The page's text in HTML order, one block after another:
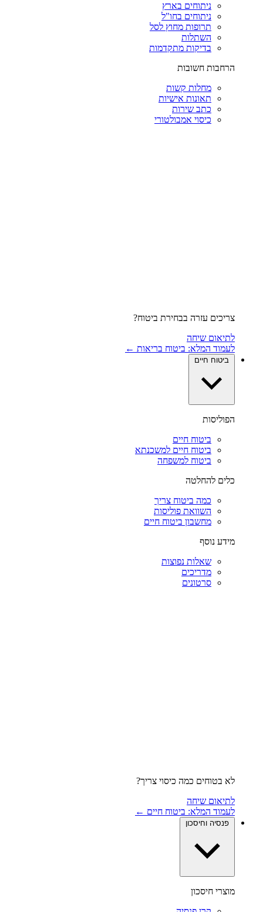
ניתוחים בארץ
ניתוחים בחו"ל
תרופות מחוץ לסל
השתלות
בדיקות מתקדמות
הרחבות חשובות
מחלות קשות
תאונות אישיות
כתב שירות
כיסוי אמבולטורי
צריכים עזרה בבחירת ביטוח?
לתיאום שיחה
לעמוד המלא: ביטוח בריאות ←
ביטוח חיים
הפוליסות
ביטוח חיים
ביטוח חיים למשכנתא
ביטוח למשפחה
כלים להחלטה
כמה ביטוח צריך
השוואת פוליסות
מחשבון ביטוח חיים
מידע נוסף
שאלות נפוצות
מדריכים
סרטונים
לא בטוחים כמה כיסוי צריך?
לתיאום שיחה
לעמוד המלא: ביטוח חיים ←
פנסיה וחיסכון
מוצרי חיסכון